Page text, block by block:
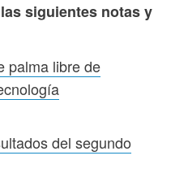
siguientes notas y
palma libre de
del segundo